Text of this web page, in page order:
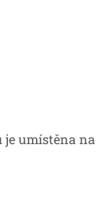
je umístěna na